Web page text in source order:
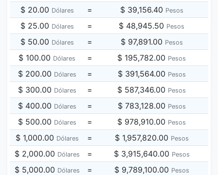
$ 20.00 Dólares = $ 39,156.40 Pesos
$ 25.00 Dólares = $ 48,945.50 Pesos
$ 50.00 Dólares = $ 97,891.00 Pesos
$ 100.00 Dólares = $ 195,782.00 Pesos
$ 200.00 Dólares = $ 391,564.00 Pesos
$ 300.00 Dólares = $ 587,346.00 Pesos
$ 400.00 Dólares = $ 783,128.00 Pesos
$ 500.00 Dólares = $ 978,910.00 Pesos
$ 1,000.00 Dólares = $ 1,957,820.00 Pesos
$ 2,000.00 Dólares = $ 3,915,640.00 Pesos
$ 5,000.00 Dólares = $ 9,789,100.00 Pesos